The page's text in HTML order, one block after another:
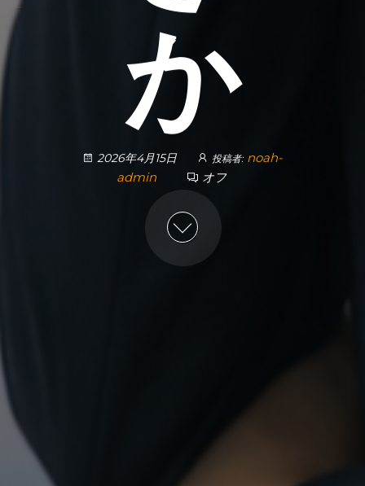
か
2026年4月15日 投稿者: noah-
admin
オフ